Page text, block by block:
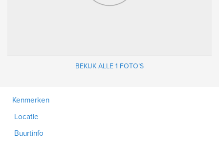
BEKIJK ALLE 1 FOTO’S
Kenmerken
Locatie
Buurtinfo